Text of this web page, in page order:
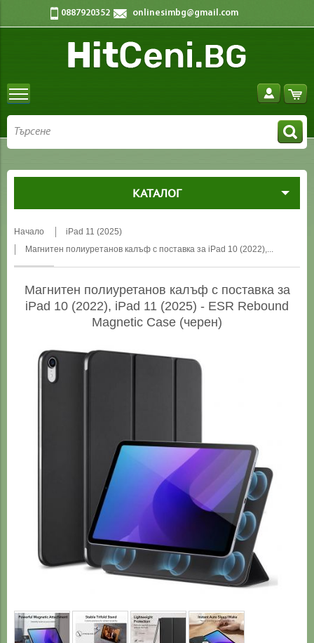
0887920352 onlinesimbg@gmail.com
КАТАЛОГ
Начало
iPad 11 (2025)
Магнитен полиуретанов калъф с поставка за iPad 10 (2022),...
Магнитен полиуретанов калъф с поставка за
iPad 10 (2022), iPad 11 (2025) - ESR Rebound
Magnetic Case (черен)